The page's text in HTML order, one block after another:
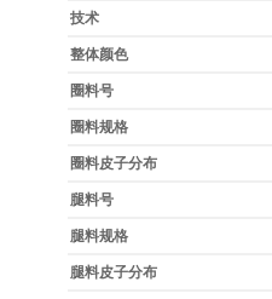
技术
整体颜色
圈料号
圈料规格
圈料皮子分布
腿料号
腿料规格
腿料皮子分布